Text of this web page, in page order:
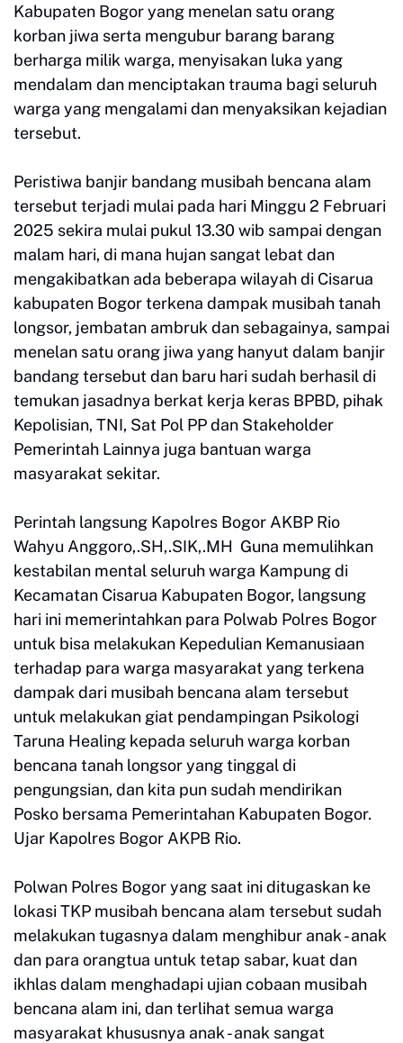
Kabupaten Bogor yang menelan satu orang
korban jiwa serta mengubur barang barang
berharga milik warga, menyisakan luka yang
mendalam dan menciptakan trauma bagi seluruh
warga yang mengalami dan menyaksikan kejadian
tersebut.
Peristiwa banjir bandang musibah bencana alam
tersebut terjadi mulai pada hari Minggu 2 Februari
2025 sekira mulai pukul 13.30 wib sampai dengan
malam hari, di mana hujan sangat lebat dan
mengakibatkan ada beberapa wilayah di Cisarua
kabupaten Bogor terkena dampak musibah tanah
longsor, jembatan ambruk dan sebagainya, sampai
menelan satu orang jiwa yang hanyut dalam banjir
bandang tersebut dan baru hari sudah berhasil di
temukan jasadnya berkat kerja keras BPBD, pihak
Kepolisian, TNI, Sat Pol PP dan Stakeholder
Pemerintah Lainnya juga bantuan warga
masyarakat sekitar.
Perintah langsung Kapolres Bogor AKBP Rio
Wahyu Anggoro,.SH,.SIK,.MH Guna memulihkan
kestabilan mental seluruh warga Kampung di
Kecamatan Cisarua Kabupaten Bogor, langsung
hari ini memerintahkan para Polwab Polres Bogor
untuk bisa melakukan Kepedulian Kemanusiaan
terhadap para warga masyarakat yang terkena
dampak dari musibah bencana alam tersebut
untuk melakukan giat pendampingan Psikologi
Taruna Healing kepada seluruh warga korban
bencana tanah longsor yang tinggal di
pengungsian, dan kita pun sudah mendirikan
Posko bersama Pemerintahan Kabupaten Bogor.
Ujar Kapolres Bogor AKPB Rio.
Polwan Polres Bogor yang saat ini ditugaskan ke
lokasi TKP musibah bencana alam tersebut sudah
melakukan tugasnya dalam menghibur anak - anak
dan para orangtua untuk tetap sabar, kuat dan
ikhlas dalam menghadapi ujian cobaan musibah
bencana alam ini, dan terlihat semua warga
masyarakat khususnya anak - anak sangat